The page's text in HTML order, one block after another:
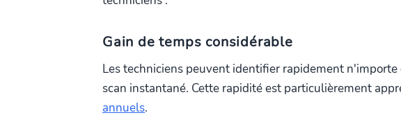
Gain de temps considérable
Les techniciens peuvent identifier rapidement
scan instantané. Cette rapidité est particulièrement
annuels.